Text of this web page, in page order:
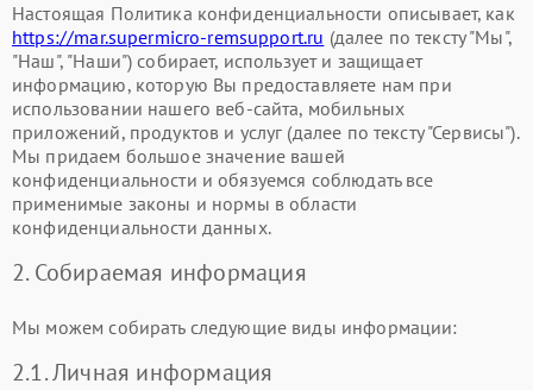
Настоящая Политика конфиденциальности описывает, как
https://mar.supermicro-remsupport.ru (далее по тексту "Мы",
"Наш", "Наши") собирает, использует и защищает
информацию, которую Вы предоставляете нам при
использовании нашего веб-сайта, мобильных
приложений, продуктов и услуг (далее по тексту "Сервисы").
Мы придаем большое значение вашей
конфиденциальности и обязуемся соблюдать все
применимые законы и нормы в области
конфиденциальности данных.
2. Собираемая информация
Мы можем собирать следующие виды информации:
2.1. Личная информация